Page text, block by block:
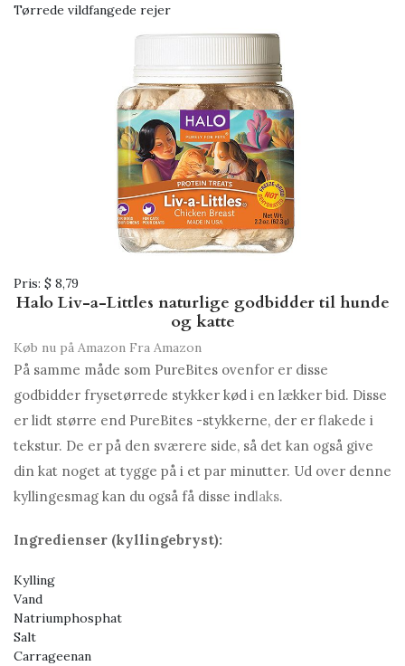
Tørrede vildfangede rejer
Pris: $ 8,79
Halo Liv-a-Littles naturlige godbidder til hunde
og katte
Køb nu på Amazon Fra Amazon
På samme måde som PureBites ovenfor er disse
godbidder frysetørrede stykker kød i en lækker bid. Disse
er lidt større end PureBites -stykkerne, der er flakede i
tekstur. De er på den sværere side, så det kan også give
din kat noget at tygge på i et par minutter. Ud over denne
kyllingesmag kan du også få disse indlaks.
Ingredienser (kyllingebryst):
Kylling
Vand
Natriumphosphat
Salt
Carrageenan